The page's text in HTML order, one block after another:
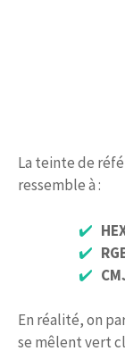
La teinte de
ressemble à :
En réalité, on
se mêlent vert